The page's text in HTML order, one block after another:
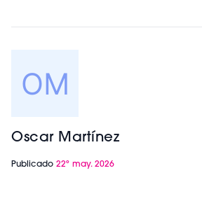
Oscar Martínez
Publicado 22º may. 2026